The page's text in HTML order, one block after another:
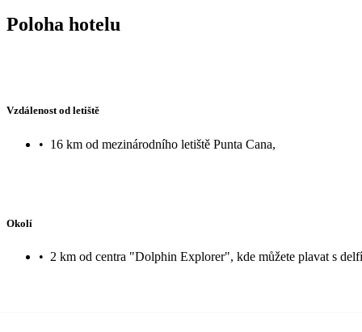
Poloha hotelu
Vzdálenost od letiště
• 16 km od mezinárodního letiště Punta Cana,
Okolí
• 2 km od centra "Dolphin Explorer", kde můžete plavat s